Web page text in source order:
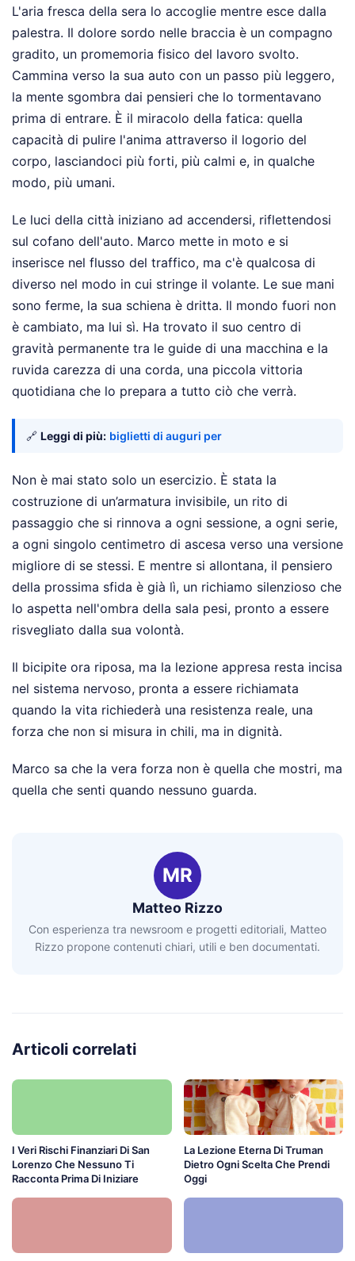
L'aria fresca della sera lo accoglie mentre esce dalla
palestra. Il dolore sordo nelle braccia è un compagno
gradito, un promemoria fisico del lavoro svolto.
Cammina verso la sua auto con un passo più leggero,
la mente sgombra dai pensieri che lo tormentavano
prima di entrare. È il miracolo della fatica: quella
capacità di pulire l'anima attraverso il logorio del
corpo, lasciandoci più forti, più calmi e, in qualche
modo, più umani.
Le luci della città iniziano ad accendersi, riflettendosi
sul cofano dell'auto. Marco mette in moto e si
inserisce nel flusso del traffico, ma c'è qualcosa di
diverso nel modo in cui stringe il volante. Le sue mani
sono ferme, la sua schiena è dritta. Il mondo fuori non
è cambiato, ma lui sì. Ha trovato il suo centro di
gravità permanente tra le guide di una macchina e la
ruvida carezza di una corda, una piccola vittoria
quotidiana che lo prepara a tutto ciò che verrà.
🔗 Leggi di più: biglietti di auguri per
Non è mai stato solo un esercizio. È stata la
costruzione di un’armatura invisibile, un rito di
passaggio che si rinnova a ogni sessione, a ogni serie,
a ogni singolo centimetro di ascesa verso una versione
migliore di se stessi. E mentre si allontana, il pensiero
della prossima sfida è già lì, un richiamo silenzioso che
lo aspetta nell'ombra della sala pesi, pronto a essere
risvegliato dalla sua volontà.
Il bicipite ora riposa, ma la lezione appresa resta incisa
nel sistema nervoso, pronta a essere richiamata
quando la vita richiederà una resistenza reale, una
forza che non si misura in chili, ma in dignità.
Marco sa che la vera forza non è quella che mostri, ma
quella che senti quando nessuno guarda.
MR
Matteo Rizzo
Con esperienza tra newsroom e progetti editoriali, Matteo
Rizzo propone contenuti chiari, utili e ben documentati.
Articoli correlati
I Veri Rischi Finanziari Di San
Lorenzo Che Nessuno Ti
Racconta Prima Di Iniziare
La Lezione Eterna Di Truman
Dietro Ogni Scelta Che Prendi
Oggi